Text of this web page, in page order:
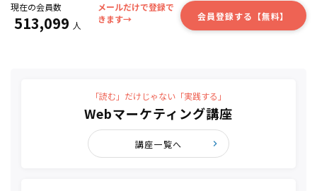
現在の会員数
513,099 人
メールだけで登録で
きます→
会員登録する【無料】
「読む」だけじゃない「実践する」
Webマーケティング講座
講座一覧へ